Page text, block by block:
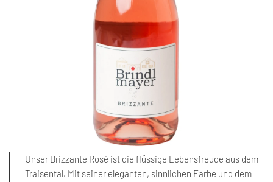
Unser Brizzante Rosé ist die flüssige Lebensfreude aus dem
Traisental. Mit seiner eleganten, sinnlichen Farbe und dem